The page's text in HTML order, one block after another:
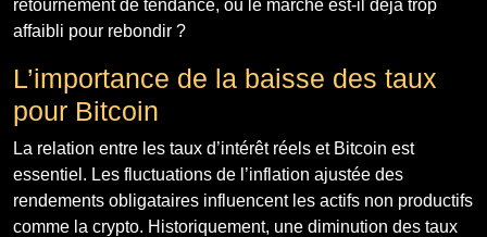
retournement de tendance, ou le marché est-il déjà trop
affaibli pour rebondir ?
L’importance de la baisse des taux
pour Bitcoin
La relation entre les taux d’intérêt réels et Bitcoin est
essentiel. Les fluctuations de l’inflation ajustée des
rendements obligataires influencent les actifs non productifs
comme la crypto. Historiquement, une diminution des taux